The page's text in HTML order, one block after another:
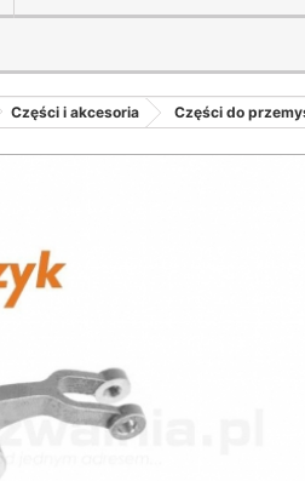
Części i akcesoria Części do